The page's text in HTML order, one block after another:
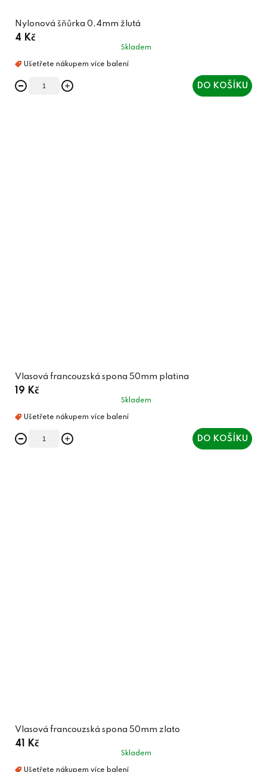
Nylonová šňůrka 0,4mm žlutá
4 Kč
Skladem
DO KOŠÍKU
Vlasová francouzská spona 50mm platina
19 Kč
Skladem
DO KOŠÍKU
Vlasová francouzská spona 50mm zlato
41 Kč
Skladem